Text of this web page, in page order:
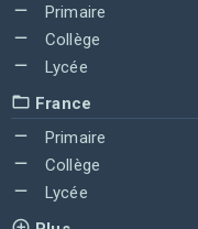
Primaire
Collège
Lycée
France
Primaire
Collège
Lycée